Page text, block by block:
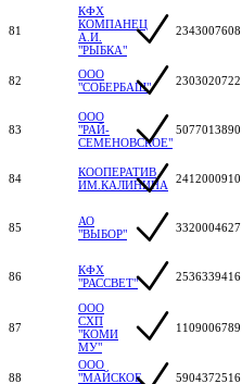
81
КФХ
КОМПАНЕЦ
А.И.
"РЫБКА"
2343007608
82
ООО
"СОБЕРБАШ"
2303020722
83
ООО
"РАЙ-
СЕМЕНОВСКОЕ"
5077013890
84
КООПЕРАТИВ
ИМ.КАЛИНИНА
2412000910
85
АО
"ВЫБОР"
3320004627
86
КФХ
"РАССВЕТ"
2536339416
87
ООО
СХП
"КОМИ
МУ"
1109006789
88
ООО
"МАЙСКОЕ
5904372516